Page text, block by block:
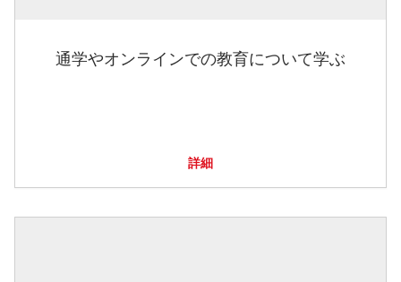
通学やオンラインでの教育について学ぶ
詳細